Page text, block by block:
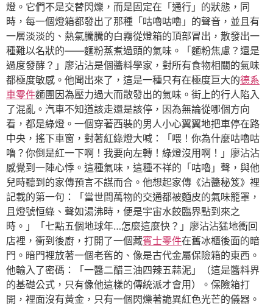
燈。它們不是交替閃爍，而是固定在「通行」的狀態，同
時，每一個燈箱都發出了那種「咕嚕咕嚕」的聲音，並且有
一層淡淡的、熱氣騰騰的白霧從燈箱的頂部冒出，散發出一
種難以名狀的——麵粉蒸煮過頭的氣味。「麵粉焦慮？還是
過度發酵？」廖沾沾是個醬料學家，對所有食物相關的氣味
都極度敏感。他聞出來了，這是一種只有在極度巨大的德系
車零件麵團因為壓力過大而散發出的氣味。街上的行人陷入
了混亂。汽車不知道該走還是該停，因為無論從哪個方向
看，都是綠燈。一個穿著西裝的男人小心翼翼地把車停在路
中央，搖下車窗，對著紅綠燈大喊：「喂！你為什麼咕嚕咕
嚕？你倒是紅一下啊！我要向左轉！綠燈沒用啊！」廖沾沾
感覺到一陣心悸。這種氣味，這種不祥的「咕嚕」聲，與他
兒時聽到的家傳預言不謀而合。他想起家傳《沾醬秘笈》裡
記載的第一句：「當世間萬物的交通都被麵皮的氣味籠罩，
且燈號恒綠、聲如湯沸時，便是宇宙水餃臨界點到來之
時。」「七點五個地球年…怎麼這麼快？」廖沾沾猛地衝回
店裡，衝到後廚，打開了一個藏賓士零件在舊冰櫃後面的暗
門。暗門裡放著一個老舊的、像是古代金屬保險箱的東西。
他輸入了密碼：「一醬二醋三油四辣五蒜泥」（這是醬料界
的基礎公式，只有像他這樣的傳統派才會用）。保險箱打
開，裡面沒有黃金，只有一個閃爍著詭異紅色光芒的儀器。